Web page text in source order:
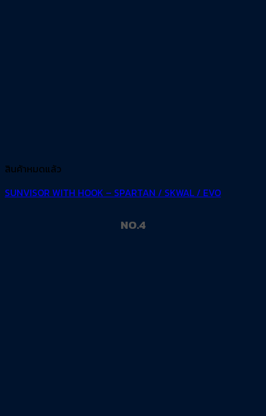
สินค้าหมดแล้ว
SUNVISOR WITH HOOK – SPARTAN / SKWAL / EVO
NO.4